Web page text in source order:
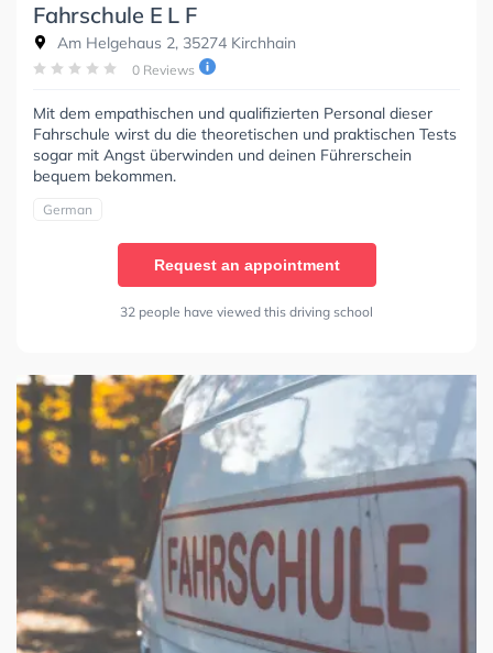
Fahrschule E L F
Am Helgehaus 2, 35274 Kirchhain
0 Reviews
Mit dem empathischen und qualifizierten Personal dieser
Fahrschule wirst du die theoretischen und praktischen Tests
sogar mit Angst überwinden und deinen Führerschein
bequem bekommen.
German
Request an appointment
32 people have viewed this driving school